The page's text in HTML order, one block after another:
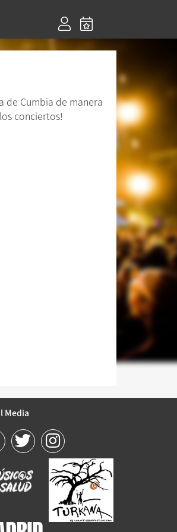
de Cumbia de manera
conciertos!
Media